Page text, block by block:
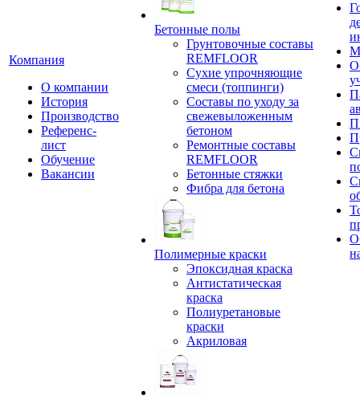
Компания
О компании
История
Производство
Референс-
лист
Обучение
Вакансии
Бетонные полы
Грунтовочные составы
REMFLOOR
Сухие упрочняющие
смеси (топпинги)
Составы по уходу за
свежевыложенным
бетоном
Ремонтные составы
REMFLOOR
Бетонные стяжки
Фибра для бетона
Полимерные краски
Эпоксидная краска
Антистатическая
краска
Полиуретановые
краски
Акриловая